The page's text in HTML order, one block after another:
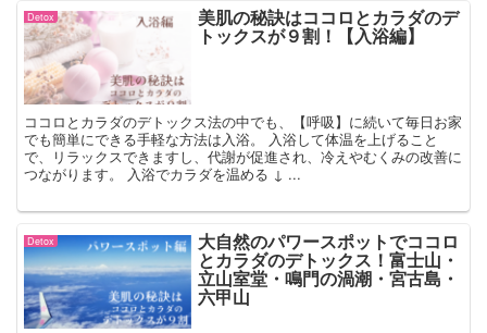
Detox 美肌の秘訣はココロとカラダのデ
トックスが９割！【入浴編】
ココロとカラダのデトックス法の中でも、【呼吸】に続いて毎日お家
でも簡単にできる手軽な方法は入浴。 入浴して体温を上げること
で、リラックスできますし、代謝が促進され、冷えやむくみの改善に
つながります。 入浴でカラダを温める ↓ ...
Detox 大自然のパワースポットでココロ
とカラダのデトックス！富士山・
立山室堂・鳴門の渦潮・宮古島・
六甲山